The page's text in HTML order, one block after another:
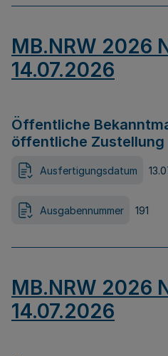
MB.NRW 2026
14.07.2026
Öffentliche
öffentliche Zustellung
Ausfertigungsdatum
Ausgabennummer 191
MB.NRW 2026
14.07.2026